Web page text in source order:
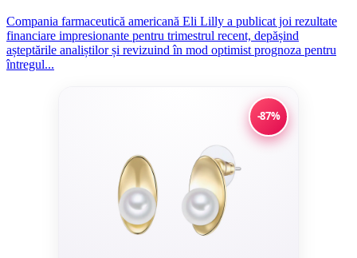
Compania farmaceutică americană Eli Lilly a publicat joi rezultate
financiare impresionante pentru trimestrul recent, depășind
așteptările analiștilor și revizuind în mod optimist prognoza pentru
întregul...
-87%